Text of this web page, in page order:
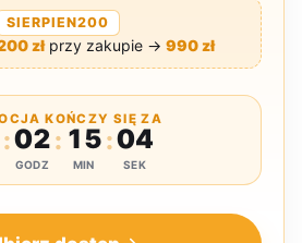
SIERPIEN200
złprzy zakupie → 990 zł
KOŃCZY SIĘ ZA
:02
GODZ
: 15
MIN
:03
SEK